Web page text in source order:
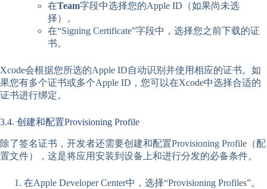
在Team字段中选择您的Apple ID（如果尚未选
择）。
在“Signing Certificate”字段中，选择您之前下载的证
书。
Xcode会根据您所选的Apple ID自动识别并使用相应的证书。如
果您有多个证书或多个Apple ID，您可以在Xcode中选择合适的
证书进行绑定。
3.4. 创建和配置Provisioning Profile
除了签名证书，开发者还需要创建和配置Provisioning Profile（配
置文件），这是将应用安装到设备上和进行分发的必备条件。
在Apple Developer Center中，选择“Provisioning Profiles”。